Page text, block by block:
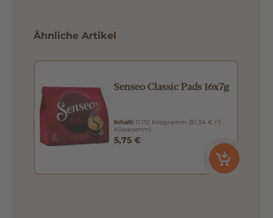
Ähnliche Artikel
Senseo Classic Pads 16x7g
Inhalt: 0.112 Kilogramm (51,34 € / 1
Kilogramm)
5,75 €